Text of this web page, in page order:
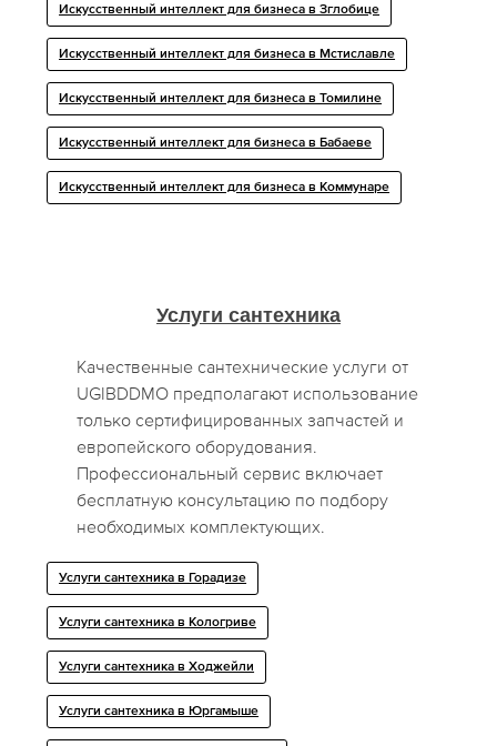
Искусственный интеллект для бизнеса в Зглобице
Искусственный интеллект для бизнеса в Мстиславле
Искусственный интеллект для бизнеса в Томилине
Искусственный интеллект для бизнеса в Бабаеве
Искусственный интеллект для бизнеса в Коммунаре
Услуги сантехника
Качественные сантехнические услуги от
UGIBDDMO предполагают использование
только сертифицированных запчастей и
европейского оборудования.
Профессиональный сервис включает
бесплатную консультацию по подбору
необходимых комплектующих.
Услуги сантехника в Горадизе
Услуги сантехника в Кологриве
Услуги сантехника в Ходжейли
Услуги сантехника в Юргамыше